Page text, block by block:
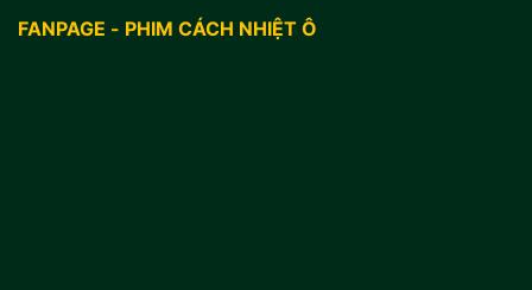
FANPAGE - PHIM CÁCH NHIỆT Ô